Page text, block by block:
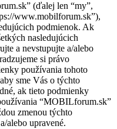
(ďalej len “my”,
www.mobilforum.sk”),
podmienok. Ak
nasledujúcich
a nevstupujte a/alebo
si právo
používania tohoto
sme Vás o týchto
ak tieto podmienky
“MOBILforum.sk”
zmenou týchto
alebo upravené.